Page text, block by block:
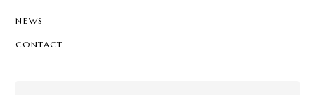
NEWS
CONTACT